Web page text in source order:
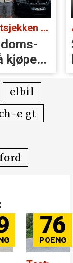
10-punktsjekken med Christian Paasche:
kjøpe
elbil
e gt
ford
76